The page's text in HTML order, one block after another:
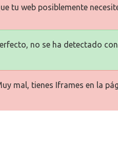
tu web posiblemente
no se ha detectado
mal, tienes Iframes en la